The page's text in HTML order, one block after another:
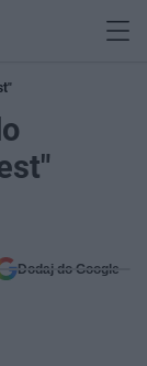
Dodaj do Google